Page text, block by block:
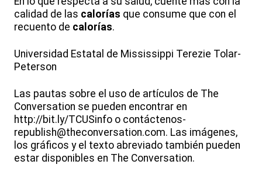
calidad de las calorías que consume que con el
recuento de calorías.
Universidad Estatal de Mississippi Terezie Tolar-
Peterson
Las pautas sobre el uso de artículos de The
Conversation se pueden encontrar en
http://bit.ly/TCUSinfo o contáctenos-
republish@theconversation.com. Las imágenes,
los gráficos y el texto abreviado también pueden
estar disponibles en The Conversation.